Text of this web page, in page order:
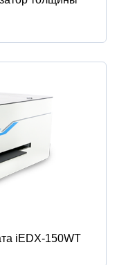
iEDX-150WT